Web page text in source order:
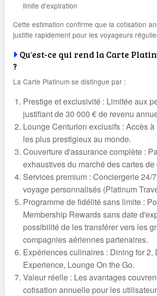
limite d'expiration
Cette estimation confirme que la cotisation
justifie rapidement pour les voyageurs
Qu'est-ce qui rend la Carte
?
La Carte Platinum se distingue par :
Prestige et exclusivité : Limitée aux
justifiant de 30 000 € de revenu
Lounge Centurion exclusifs : Accès
les plus prestigieux au monde.
Couverture d'assurance complète :
exhaustives du marché des cartes de
Services premium : Conciergerie 24/
voyage personnalisés (Platinum
Programme de fidélité sans limite :
Membership Rewards sans date
possibilité de les transférer vers les
compagnies aériennes partenaires.
Expériences culinaires : Dining for 2,
Experience, Lounge On the Go.
Valeur réelle : Les avantages
cotisation annuelle pour les